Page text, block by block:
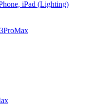
iPad (Lighting)